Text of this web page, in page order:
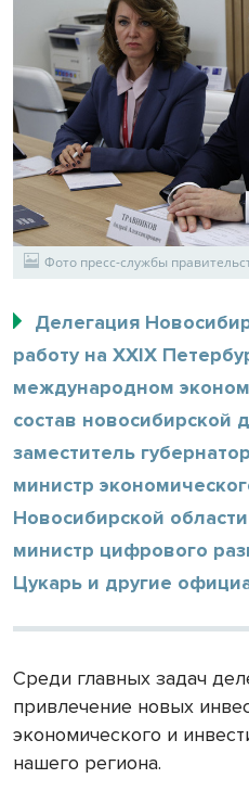
Фото пресс-службы
Делегация
работу на XXIX
международном
состав новосибирской
заместитель
министр
Новосибирской
министр цифрового
Цукарь и другие
Среди главных задач
привлечение новых
экономического и
нашего региона.